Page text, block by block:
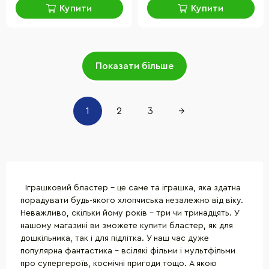
Купити Купити
Показати більше
1 2 3 →
Іграшковий бластер - це саме та іграшка, яка здатна
порадувати будь-якого хлопчиська незалежно від віку.
Неважливо, скільки йому років - три чи тринадцять. У
нашому магазині ви зможете купити бластер, як для
дошкільника, так і для підлітка. У наш час дуже
популярна фантастика - всілякі фільми і мультфільми
про супергероїв, космічні пригоди тощо. А якою